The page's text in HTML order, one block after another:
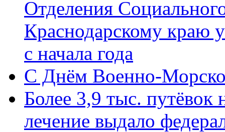
Отделения
Краснодарскому краю
с начала года
C Днём Военно-
Более 3,9 тыс. путёвок
лечение выдало